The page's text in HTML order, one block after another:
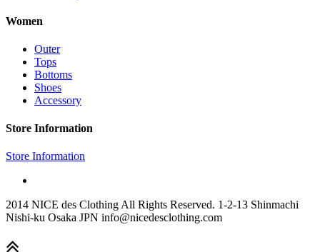
Women
Outer
Tops
Bottoms
Shoes
Accessory
Store Information
Store Information
2014 NICE des Clothing All Rights Reserved. 1-2-13 Shinmachi
Nishi-ku Osaka JPN info@nicedesclothing.com